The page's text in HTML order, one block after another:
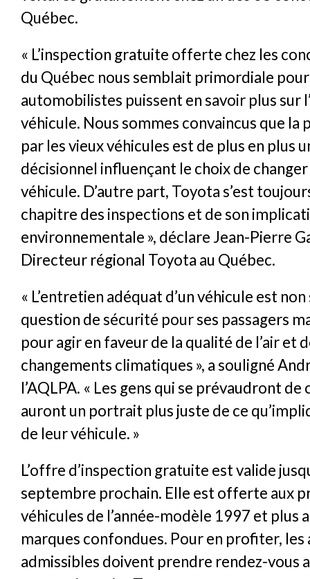
Québec.
« L’inspection gratuite offerte chez les
du Québec nous semblait primordiale
automobilistes puissent en savoir plus sur
véhicule. Nous sommes convaincus que la
par les vieux véhicules est de plus en plus
décisionnel influençant le choix de
véhicule. D’autre part, Toyota s’est
chapitre des inspections et de son
environnementale », déclare Jean-Pierre
Directeur régional Toyota au Québec.
« L’entretien adéquat d’un véhicule est
question de sécurité pour ses passagers
pour agir en faveur de la qualité de l’air et
changements climatiques », a souligné
l’AQLPA. « Les gens qui se prévaudront
auront un portrait plus juste de ce
de leur véhicule. »
L’offre d’inspection gratuite est valide
septembre prochain. Elle est offerte aux
véhicules de l’année-modèle 1997 et plus
marques confondues. Pour en profiter,
admissibles doivent prendre rendez-vous